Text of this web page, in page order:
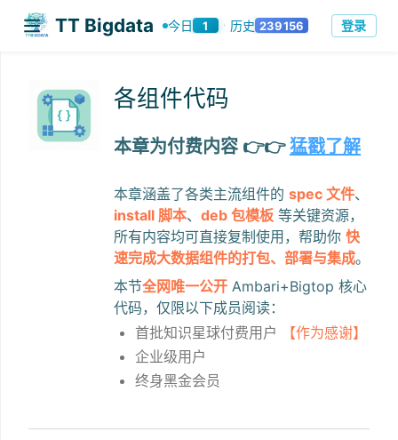
TT Bigdata 今日 1 · 历史 239156 登录
各组件代码
本章为付费内容 👉👉猛戳了解
本章涵盖了各类主流组件的 spec 文件、
install 脚本、 deb 包模板 等关键资源，
所有内容均可直接复制使用，帮助你 快
速完成大数据组件的打包、部署与集成。
本节全网唯一公开 Ambari+Bigtop 核心
代码，仅限以下成员阅读：
首批知识星球付费用户
【作为感谢】
企业级用户
终身黑金会员